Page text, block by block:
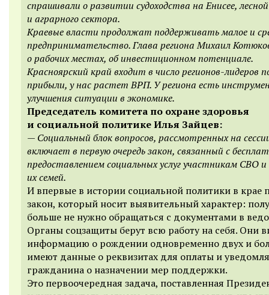
спрашивали о развитии судоходства на Енисее,
и аграрного сектора.
Краевые власти продолжат поддерживать малое и
предпринимательство. Глава региона Михаил
о рабочих местах, об инвестиционном потенциале.
Красноярский край входит в число регионов-лидеров
прибыли, у нас растет ВРП. У региона есть
улучшения ситуации в экономике.
Председатель комитета по охране здоровья
и социальной политике Илья Зайцев:
— Социальный блок вопросов, рассмотренных на
включает в первую очередь закон, связанный с
предоставлением социальных услуг участникам СВО
их семей.
И впервые в истории социальной политики в крае
закон, который носит выявительный характер:
больше не нужно обращаться с документами в
Органы соцзащиты берут всю работу на себя. Они
информацию о рождении одновременно двух и
имеют данные о реквизитах для оплаты и
гражданина о назначении мер поддержки.
Это первоочередная задача, поставленная